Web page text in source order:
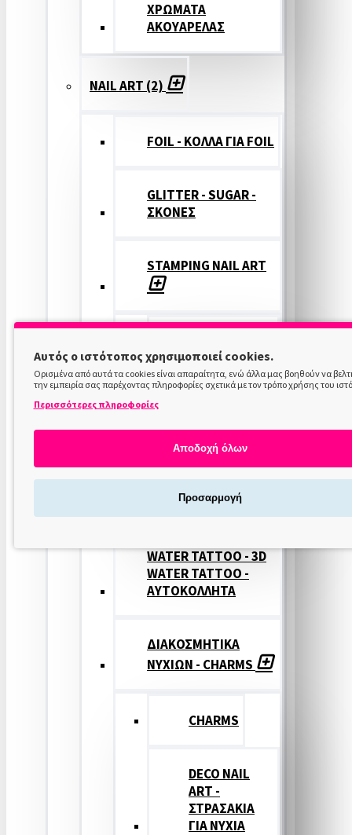
ΧΡΩΜΑΤΑ
ΑΚΟΥΑΡΕΛΑΣ
NAIL ART (2)
FOIL - ΚΟΛΛΑ ΓΙΑ FOIL
GLITTER - SUGAR -
ΣΚΟΝΕΣ
STAMPING NAIL ART
COLOR
ΝΥΧΙΩΝ
ΣΦΡΑΓΙΔΕΣ
ΝΥΧΙΩΝ
WATER TATTOO - 3D
WATER TATTOO -
ΑΥΤΟΚΟΛΛΗΤΑ
ΔΙΑΚΟΣΜΗΤΙΚΑ
ΝΥΧΙΩΝ - CHARMS
CHARMS
DECO NAIL
ART -
ΣΤΡΑΣΑΚΙΑ
ΓΙΑ ΝΥΧΙΑ
Αυτός ο ιστότοπος χρησιμοποιεί cookies.
Ορισμένα από αυτά τα cookies είναι απαραίτητα, ενώ άλλα μας βοηθούν να
την εμπειρία σας παρέχοντας πληροφορίες σχετικά με τον τρόπο χρήσης του
Περισσότερες πληροφορίες
Αποδοχή όλων
Προσαρμογή